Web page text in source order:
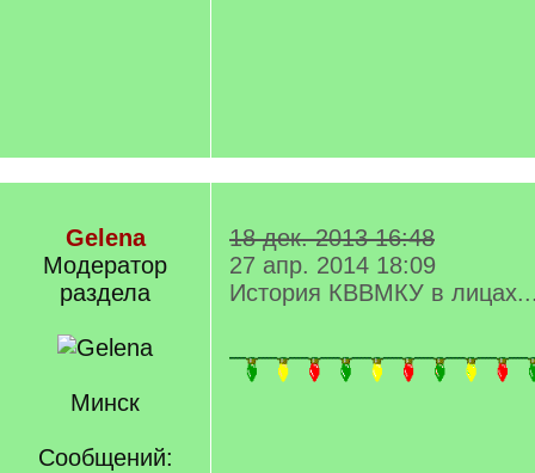
Gelena
Модератор
раздела
Минск
Сообщений:
18 дек. 2013 16:48
27 апр. 2014 18:09
История КВВМКУ в